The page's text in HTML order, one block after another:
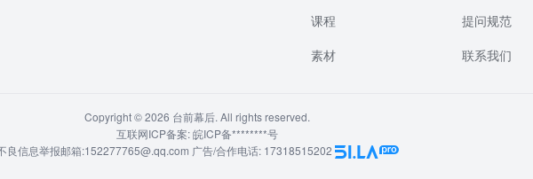
课程
素材
提问规范
联系我们
Copyright © 2026 台前幕后. All rights reserved.
互联网ICP备案: 皖ICP备********号
良信息举报邮箱:152277765@.qq.com 广告/合作电话: 17318515202